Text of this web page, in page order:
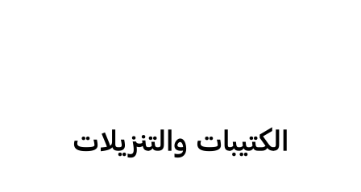
الكتيبات والتنزيلات